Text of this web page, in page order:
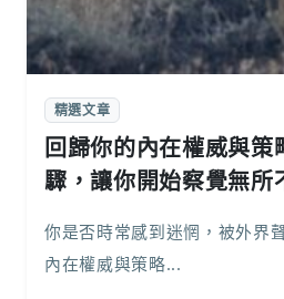
精選文章
回歸你的內在權威與策
驟，讓你開始察覺無所
你是否時常感到迷惘，被外界
內在權威與策略...